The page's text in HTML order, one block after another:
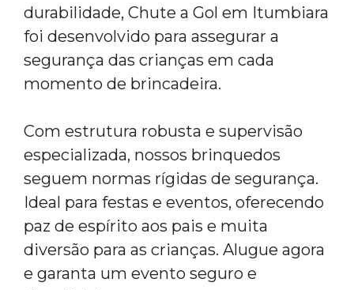
durabilidade, Chute a Gol em Itumbiara
foi desenvolvido para assegurar a
segurança das crianças em cada
momento de brincadeira.
Com estrutura robusta e supervisão
especializada, nossos brinquedos
seguem normas rígidas de segurança.
Ideal para festas e eventos, oferecendo
paz de espírito aos pais e muita
diversão para as crianças. Alugue agora
e garanta um evento seguro e